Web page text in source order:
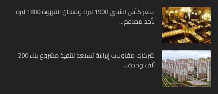
سعر كأس الشاي 1900 ليرة وفنجان القهوة 1800 ليرة
بأحد مطاعم...
شركات مقاولات إيرانية تستعد لتنفيذ مشروع بناء 200
ألف وحدة...